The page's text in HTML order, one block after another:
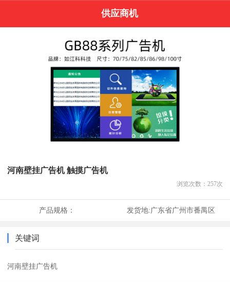
供应商机
河南壁挂广告机 触摸广告机
浏览次数： 257次
产品规格： 发货地:广东省广州市番禺区
关键词
河南壁挂广告机